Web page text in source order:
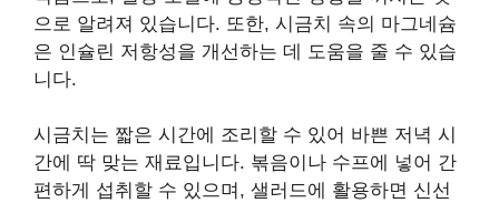
으로 알려져 있습니다. 또한, 시금치 속의 마그네슘
은 인슐린 저항성을 개선하는 데 도움을 줄 수 있습
니다.
시금치는 짧은 시간에 조리할 수 있어 바쁜 저녁 시
간에 딱 맞는 재료입니다. 볶음이나 수프에 넣어 간
편하게 섭취할 수 있으며, 샐러드에 활용하면 신선